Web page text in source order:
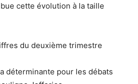
cette évolution à la taille
du deuxième trimestre
déterminante pour les débats